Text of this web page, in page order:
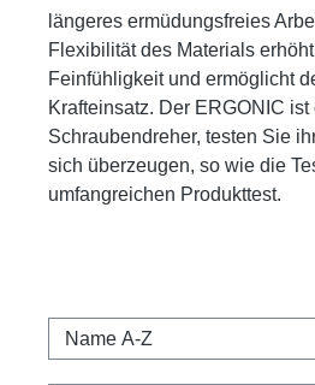
längeres ermüdungsfreies
Flexibilität des Materials
Feinfühligkeit und ermöglicht
Krafteinsatz. Der ERGONIC
Schraubendreher, testen Sie
sich überzeugen, so wie die
umfangreichen Produkttest.